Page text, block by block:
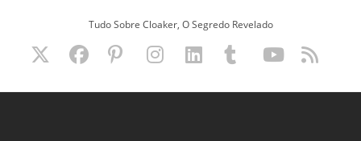
Tudo Sobre Cloaker, O Segredo Revelado